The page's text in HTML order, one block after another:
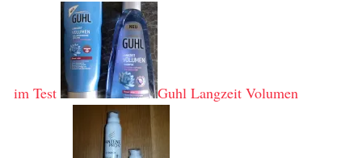
im Test Guhl Langzeit Volumen